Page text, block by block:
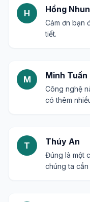
H Hồng
Cảm ơn bạn
tiết.
M Minh Tuấn
Công nghệ
có thêm
T Thúy An
Đúng là một
chúng ta